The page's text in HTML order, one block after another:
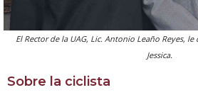
El Rector de la UAG, Lic. Antonio Leaño Reyes,
Jessica.
Sobre la ciclista